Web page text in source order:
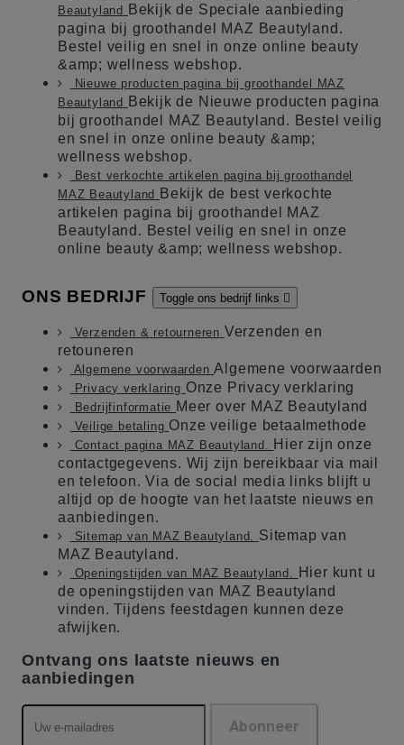
Beautyland
Bekijk de Speciale aanbieding
pagina bij groothandel MAZ Beautyland.
Bestel veilig en snel in onze online beauty
&amp; wellness webshop.
Nieuwe producten pagina bij groothandel MAZ
Beautyland
Bekijk de Nieuwe producten pagina
bij groothandel MAZ Beautyland. Bestel veilig
en snel in onze online beauty &amp;
wellness webshop.
Best verkochte artikelen pagina bij groothandel
MAZ Beautyland
Bekijk de best verkochte
artikelen pagina bij groothandel MAZ
Beautyland. Bestel veilig en snel in onze
online beauty &amp; wellness webshop.
ONS BEDRIJF Toggle ons bedrijf links 
Verzenden & retourneren Verzenden en
retouneren
Algemene voorwaardenAlgemene voorwaarden
Privacy verklaring Onze Privacy verklaring
Bedrijfinformatie Meer over MAZ Beautyland
Veilige betaling Onze veilige betaalmethode
Contact pagina MAZ Beautyland.
Hier zijn onze
contactgegevens. Wij zijn bereikbaar via mail
en telefoon. Via de social media links blijft u
altijd op de hoogte van het laatste nieuws en
aanbiedingen.
Sitemap van MAZ Beautyland. Sitemap van
MAZ Beautyland.
Openingstijden van MAZ Beautyland.
Hier kunt u
de openingstijden van MAZ Beautyland
vinden. Tijdens feestdagen kunnen deze
afwijken.
Ontvang ons laatste nieuws en
aanbiedingen